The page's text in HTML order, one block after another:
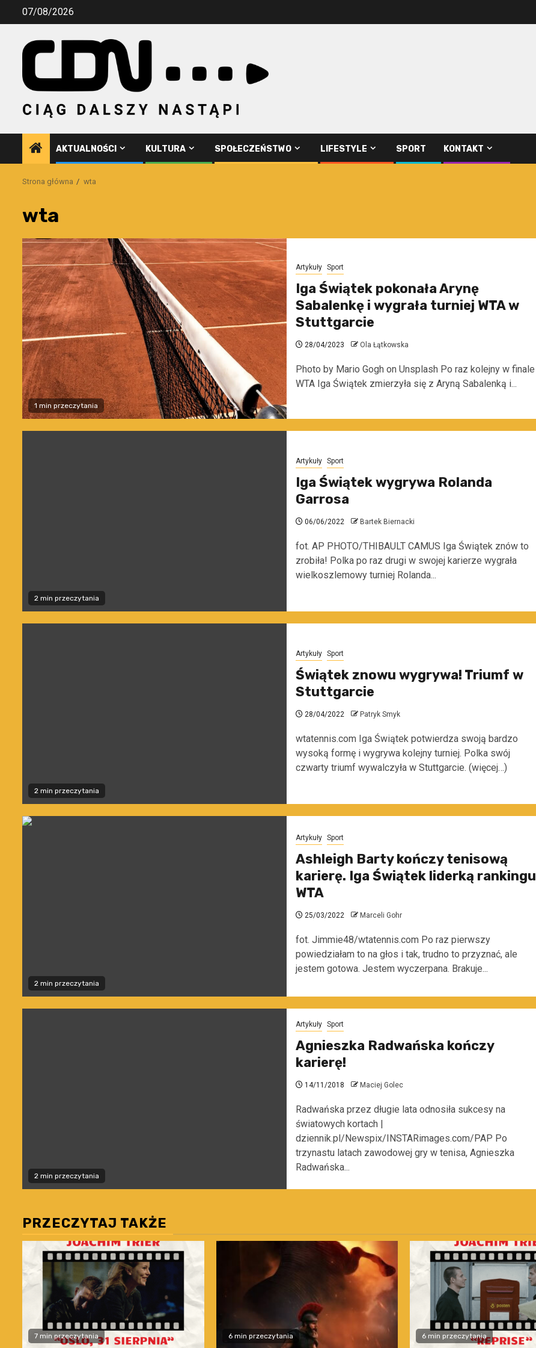
Przejdź07/08/2026
AKTUALNOŚCI KULTURA SPOŁECZEŃSTWO LIFESTYLE SPORT KONTAKT
Strona główna wta
wta
1 min przeczytania
Artykuły Sport
Iga Świątek pokonała Arynę
Sabalenkę i wygrała turniej WTA w
Stuttgarcie
28/04/2023 Ola Łątkowska
Photo by Mario Gogh on Unsplash Po raz kolejny w finale
WTA Iga Świątek zmierzyła się z Aryną Sabalenką i...
2 min przeczytania
Artykuły Sport
Iga Świątek wygrywa Rolanda
Garrosa
06/06/2022 Bartek Biernacki
fot. AP PHOTO/THIBAULT CAMUS Iga Świątek znów to
zrobiła! Polka po raz drugi w swojej karierze wygrała
wielkoszlemowy turniej Rolanda...
2 min przeczytania
Artykuły Sport
Świątek znowu wygrywa! Triumf w
Stuttgarcie
28/04/2022 Patryk Smyk
wtatennis.com Iga Świątek potwierdza swoją bardzo
wysoką formę i wygrywa kolejny turniej. Polka swój
czwarty triumf wywalczyła w Stuttgarcie. (więcej…)
2 min przeczytania
Artykuły Sport
Ashleigh Barty kończy tenisową
karierę. Iga Świątek liderką rankingu
WTA
25/03/2022 Marceli Gohr
fot. Jimmie48/wtatennis.com Po raz pierwszy
powiedziałam to na głos i tak, trudno to przyznać, ale
jestem gotowa. Jestem wyczerpana. Brakuje...
2 min przeczytania
Artykuły Sport
Agnieszka Radwańska kończy
karierę!
14/11/2018 Maciej Golec
Radwańska przez długie lata odnosiła sukcesy na
światowych kortach |
dziennik.pl/Newspix/INSTARimages.com/PAP Po
trzynastu latach zawodowej gry w tenisa, Agnieszka
Radwańska...
PRZECZYTAJ TAKŻE
7 min przeczytania 6 min przeczytania 6 min przeczytania